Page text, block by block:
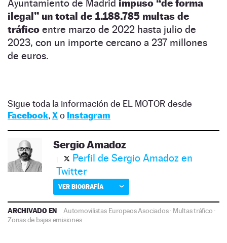
Ayuntamiento de Madrid impuso “de forma
ilegal” un total de 1.188.785 multas de
tráfico entre marzo de 2022 hasta julio de
2023, con un importe cercano a 237 millones
de euros.
Sigue toda la información de EL MOTOR desde
Facebook, Xo Instagram
Sergio Amadoz
Perfil de Sergio Amadoz en
Twitter
VER BIOGRAFÍA
ARCHIVADO EN Automovilistas Europeos Asociados· Multas tráfico ·
Zonas de bajas emisiones